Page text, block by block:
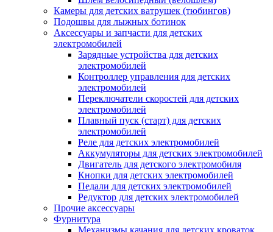
Камеры для детских ватрушек (тюбингов)
Подошвы для лыжных ботинок
Аксессуары и запчасти для детских
электромобилей
Зарядные устройства для детских
электромобилей
Контроллер управления для детских
электромобилей
Переключатели скоростей для детских
электромобилей
Плавный пуск (старт) для детских
электромобилей
Реле для детских электромобилей
Аккумуляторы для детских электромобилей
Двигатель для детского электромобиля
Кнопки для детских электромобилей
Педали для детских электромобилей
Редуктор для детских электромобилей
Прочие аксессуары
Фурнитура
Механизмы качания для детских кроваток